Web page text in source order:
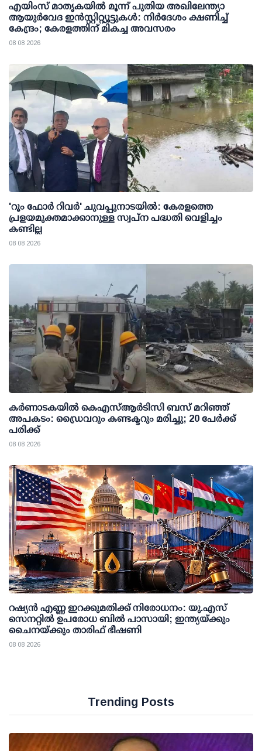
എയിംസ് മാതൃകയില്‍ മൂന്ന് പുതിയ അഖിലേന്ത്യാ
ആയുര്‍വേദ ഇന്‍സ്റ്റിറ്റ്യൂട്ടുകള്‍: നിര്‍ദേശം ക്ഷണിച്ച്
കേന്ദ്രം; കേരളത്തിന് മികച്ച അവസരം
08 08 2026
'റൂം ഫോര്‍ റിവര്‍' ചുവപ്പുനാടയില്‍: കേരളത്തെ
പ്രളയമുക്തമാക്കാനുള്ള സ്വപ്ന പദ്ധതി വെളിച്ചം
കണ്ടില്ല
08 08 2026
കര്‍ണാടകയില്‍ കെഎസ്ആര്‍ടിസി ബസ് മറിഞ്ഞ്
അപകടം: ഡ്രൈവറും കണ്ടക്ടറും മരിച്ചു; 20 പേര്‍ക്ക്
പരിക്ക്
08 08 2026
റഷ്യന്‍ എണ്ണ ഇറക്കുമതിക്ക് നിരോധനം: യു.എസ്
സെനറ്റില്‍ ഉപരോധ ബില്‍ പാസായി; ഇന്ത്യയ്ക്കും
ചൈനയ്ക്കും താരിഫ് ഭീഷണി
08 08 2026
Trending Posts